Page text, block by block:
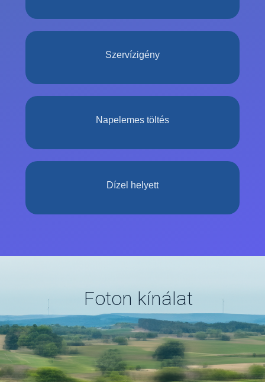
Szervízigény
Napelemes töltés
Dízel helyett
Foton kínálat